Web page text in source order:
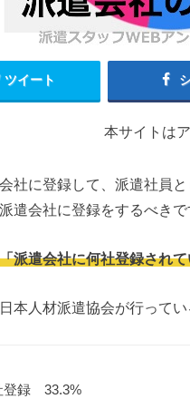
ツイート
本サイトは
社に登録して、派遣社員
遣会社に登録をするべきで
「派遣会社に何社登録され
本人材派遣協会が行って
登録 33.3%